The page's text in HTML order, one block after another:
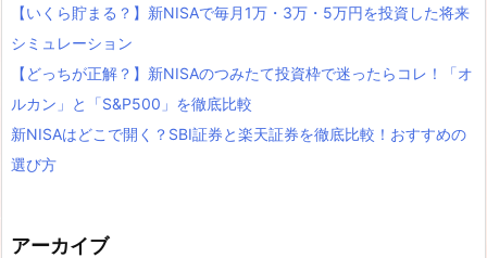
【いくら貯まる？】新NISAで毎月1万・3万・5万円を投資した将来
シミュレーション
【どっちが正解？】新NISAのつみたて投資枠で迷ったらコレ！「オ
ルカン」と「S&P500」を徹底比較
新NISAはどこで開く？SBI証券と楽天証券を徹底比較！おすすめの
選び方
アーカイブ